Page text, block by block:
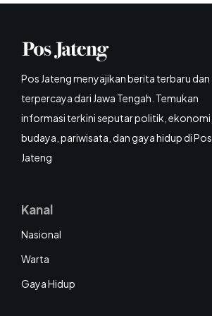
Pos Jateng menyajikan berita terbaru dan
terpercaya dari Jawa Tengah. Temukan
informasi terkini seputar politik, ekonomi,
budaya, pariwisata, dan gaya hidup di Pos
Jateng
Kanal
Nasional
Warta
Gaya Hidup